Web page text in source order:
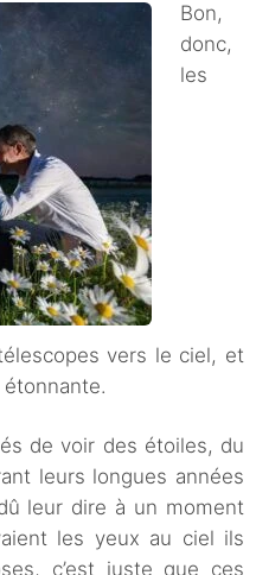
Bon,
donc,
les
vers le ciel, et
de voir des étoiles, du
leurs longues années
leur dire à un moment
les yeux au ciel ils
c’est juste que ces